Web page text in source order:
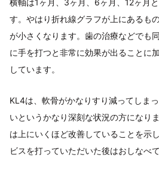
横軸は1ヶ月、3ヶ月、6ヶ月、12ヶ月
す。やはり折れ線グラフが上にあるも
が小さくなります。歯の治療などでも
に手を打つと非常に効果が出ることに
しています。
KL4は、軟骨がかなりすり減ってしま
いというかなり深刻な状況の方になり
は上にいくほど改善していることを示
ビスを打っていただいた後はおしなべ